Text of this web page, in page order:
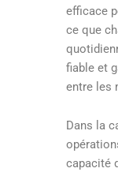
efficace
ce que
fiable et
entre les
Dans la
capacité